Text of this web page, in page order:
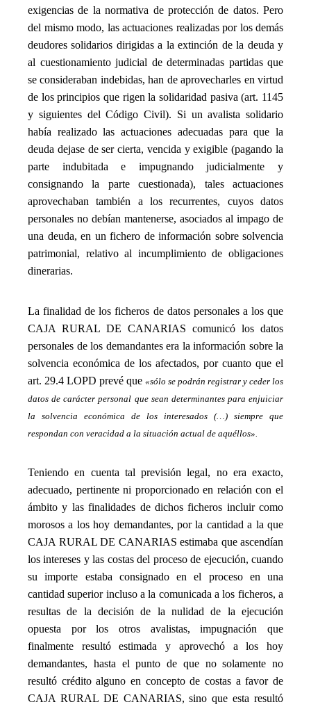
exigencias de la normativa de protección de datos. Pero
del mismo modo, las actuaciones realizadas por los demás
deudores solidarios dirigidas a la extinción de la deuda y
al cuestionamiento judicial de determinadas partidas que
se consideraban indebidas, han de aprovecharles en virtud
de los principios que rigen la solidaridad pasiva (art. 1145
y siguientes del Código Civil). Si un avalista solidario
había realizado las actuaciones adecuadas para que la
deuda dejase de ser cierta, vencida y exigible (pagando la
parte indubitada e impugnando judicialmente y
consignando la parte cuestionada), tales actuaciones
aprovechaban también a los recurrentes, cuyos datos
personales no debían mantenerse, asociados al impago de
una deuda, en un fichero de información sobre solvencia
patrimonial, relativo al incumplimiento de obligaciones
dinerarias.
La finalidad de los ficheros de datos personales a los que
CAJA RURAL DE CANARIAS comunicó los datos
personales de los demandantes era la información sobre la
solvencia económica de los afectados, por cuanto que el
art. 29.4 LOPD prevé que «sólo se podrán registrar y ceder los
datos de carácter personal que sean determinantes para enjuiciar
la solvencia económica de los interesados (…) siempre que
respondan con veracidad a la situación actual de aquéllos».
Teniendo en cuenta tal previsión legal, no era exacto,
adecuado, pertinente ni proporcionado en relación con el
ámbito y las finalidades de dichos ficheros incluir como
morosos a los hoy demandantes, por la cantidad a la que
CAJA RURAL DE CANARIAS estimaba que ascendían
los intereses y las costas del proceso de ejecución, cuando
su importe estaba consignado en el proceso en una
cantidad superior incluso a la comunicada a los ficheros, a
resultas de la decisión de la nulidad de la ejecución
opuesta por los otros avalistas, impugnación que
finalmente resultó estimada y aprovechó a los hoy
demandantes, hasta el punto de que no solamente no
resultó crédito alguno en concepto de costas a favor de
CAJA RURAL DE CANARIAS, sino que esta resultó